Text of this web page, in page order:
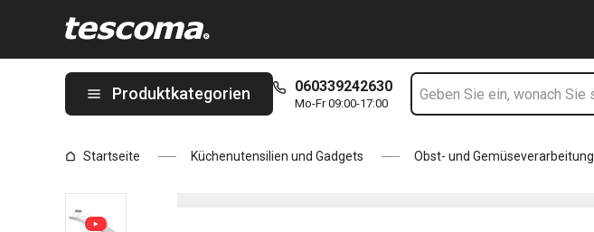
Produktkategorien 060339242630
Mo-Fr 09:00-17:00
Startseite Küchenutensilien und Gadgets Obst- und Gemüseverarbeitung